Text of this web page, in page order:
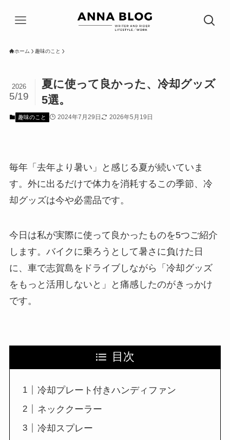
ホーム 趣味のこと
夏に使って良かった、冷却グッズ
5選。
2026
5/19
趣味のこと 2024年7月29日 2026年5月19日
毎年「去年より暑い」と感じる夏が続いていま
す。外に出るだけで体力を消耗するこの季節、冷
却グッズは今や必需品です。
今日は私が実際に使って良かったものを5つご紹介
します。バイクに乗ろうとして暑さに負けた日
に、車で志賀島をドライブしながら「冷却グッズ
をもっと活用しないと」と痛感したのがきっかけ
です。
目次
冷却プレート付きハンディファン
ネッククーラー
冷却スプレー